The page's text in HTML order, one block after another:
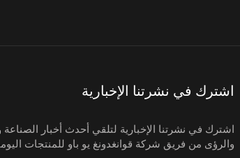
اشترك في نشرتنا الإخبارية
اشترك في نشرتنا الإخبارية لتلقي أحدث أخبار الصناعة
والرؤى من فريق شركة قوانغدونغ يو باو للمنتجات